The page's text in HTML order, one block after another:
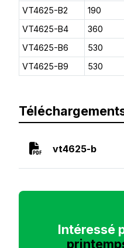
VT4625-B2
190
VT4625-B4
360
VT4625-B6
530
VT4625-B9
530
vt4625-b
Intéressé